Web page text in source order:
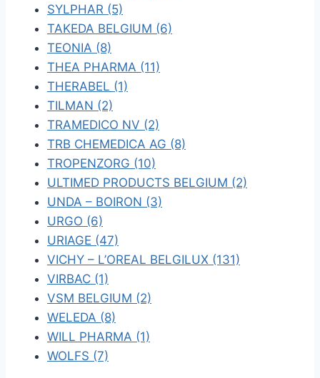
SYLPHAR (5)
TAKEDA BELGIUM (6)
TEONIA (8)
THEA PHARMA (11)
THERABEL (1)
TILMAN (2)
TRAMEDICO NV (2)
TRB CHEMEDICA AG (8)
TROPENZORG (10)
ULTIMED PRODUCTS BELGIUM (2)
UNDA – BOIRON (3)
URGO (6)
URIAGE (47)
VICHY – L’OREAL BELGILUX (131)
VIRBAC (1)
VSM BELGIUM (2)
WELEDA (8)
WILL PHARMA (1)
WOLFS (7)